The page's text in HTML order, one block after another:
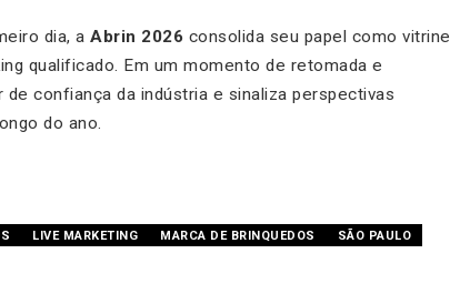
dia, a Abrin 2026 consolida seu papel como vitrine
qualificado. Em um momento de retomada e
confiança da indústria e sinaliza perspectivas
do ano.
LIVE MARKETING MARCA DE BRINQUEDOS
SÃO PAULO